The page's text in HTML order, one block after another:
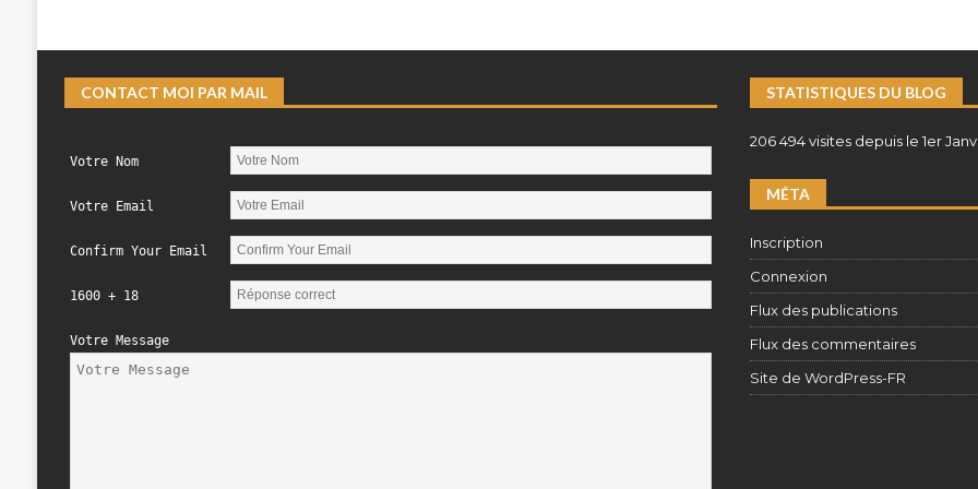
CONTACT MOI PAR MAIL
Votre Nom
Votre Email
Confirm Your Email
1600 + 18
Votre Message
STATISTIQUES DU BLOG
206 494 visites depuis le 1er
MÉTA
Inscription
Connexion
Flux des publications
Flux des commentaires
Site de WordPress-FR